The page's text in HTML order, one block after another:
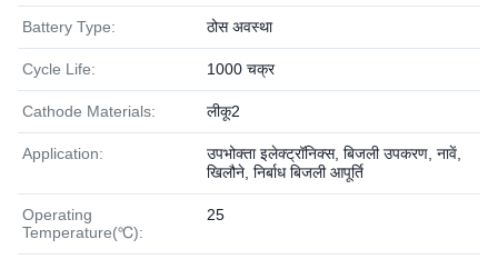
Battery Type: ठोस अवस्था
Cycle Life: 1000 चक्र
Cathode Materials: लीकू2
Application:
उपभोक्ता इलेक्ट्रॉनिक्स, बिजली उपकरण, नावें,
खिलौने, निर्बाध बिजली आपूर्ति
Operating
Temperature(℃):
25